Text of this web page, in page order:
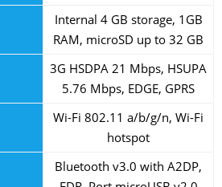
Internal 4 GB storage, 1GB
RAM, microSD up to 32 GB
3G HSDPA 21 Mbps, HSUPA
5.76 Mbps, EDGE, GPRS
Wi-Fi 802.11 a/b/g/n, Wi-Fi
hotspot
Bluetooth v3.0 with A2DP,